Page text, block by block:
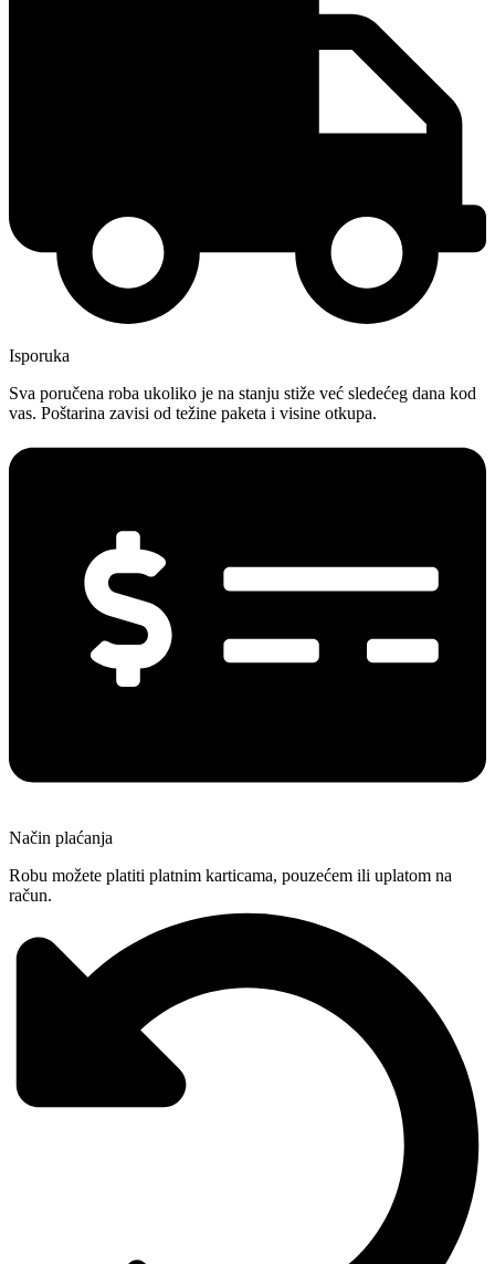
Isporuka
Sva poručena roba ukoliko je na stanju stiže već sledećeg dana kod
vas. Poštarina zavisi od težine paketa i visine otkupa.
Način plaćanja
Robu možete platiti platnim karticama, pouzećem ili uplatom na
račun.